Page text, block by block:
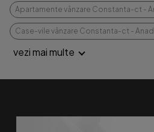
Apartamente vânzare Constanta-ct -
Case-vile vânzare Constanta-ct -
vezi mai multe